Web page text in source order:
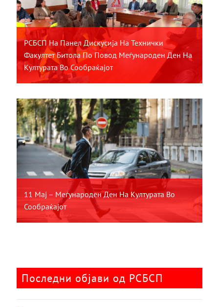
РСБСП На Панел Дискусија На Технички
Факултет Битола По Повод Меѓународен Ден На
Културата Во Сообраќајот
11 Мај – Меѓународен Ден На Културата Во
Сообраќајот
Последни објави од РСБСП